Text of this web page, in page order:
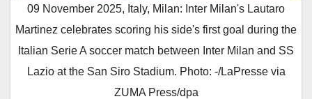
09 November 2025, Italy, Milan: Inter Milan's Lautaro
Martinez celebrates scoring his side's first goal during the
Italian Serie A soccer match between Inter Milan and SS
Lazio at the San Siro Stadium. Photo: -/LaPresse via
ZUMA Press/dpa